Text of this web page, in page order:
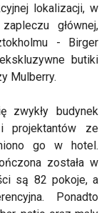
lokalizacji, w
głównej,
- Birger
butiki
Mulberry.
zwykły budynek
projektantów ze
go w hotel.
została w
są 82 pokoje, a
Ponadto